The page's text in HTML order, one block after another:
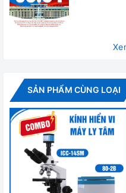
SẢN PHẨM CÙNG LOẠI